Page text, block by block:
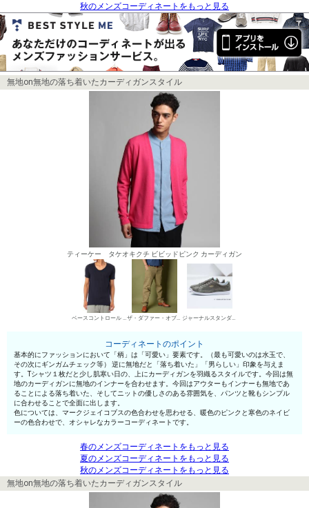
秋のメンズコーディネートをもっと見る
無地on無地の落ち着いたカーディガンスタイル
ティーケー タケオキクチ ビビッドピンク カーディガン
ベースコントロール UネックTシャツ ザ・ダファー・オブ・セントジョージ チノパン・綿パン ジャーナルスタンダード ローカットスニーカー
コーディネートのポイント
基本的にファッションにおいて「柄」は「可愛い」要素です。（最も可愛いのは水玉で、
その次にギンガムチェック等） 逆に無地だと「落ち着いた」「男らしい」印象を与えま
す。Tシャツ１枚だと少し肌寒い日の、上にカーディガンを羽織るスタイルです。今回は無
地のカーディガンに無地のインナーを合わせます。今回はアウターもインナーも無地であ
ることによる落ち着いた、そしてニットの優しさのある雰囲気を、パンツと靴もシンプル
に合わせることで全面に出します。
色については、マークジェイコブスの色合わせを思わせる、暖色のピンクと寒色のネイビ
ーの色合わせで、オシャレなカラーコーディネートです。
春のメンズコーディネートをもっと見る
夏のメンズコーディネートをもっと見る
秋のメンズコーディネートをもっと見る
無地on無地の落ち着いたカーディガンスタイル